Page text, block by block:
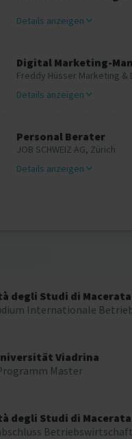
Details anzeigen
Digital Marketing-
Freddy Hüsser Marketing &
Details anzeigen
Personal Berater
JOB SCHWEIZ AG, Zürich
Details anzeigen
degli Studi di Macerata
Internationale
Viadrina
Master
degli Studi di Macerata
Betriebswirtschaft